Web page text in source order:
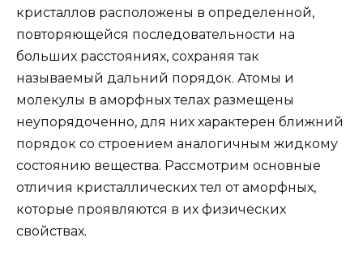
кристаллов расположены в определенной,
повторяющейся последовательности на
больших расстояниях, сохраняя так
называемый дальний порядок. Атомы и
молекулы в аморфных телах размещены
неупорядоченно, для них характерен ближний
порядок со строением аналогичным жидкому
состоянию вещества. Рассмотрим основные
отличия кристаллических тел от аморфных,
которые проявляются в их физических
свойствах.